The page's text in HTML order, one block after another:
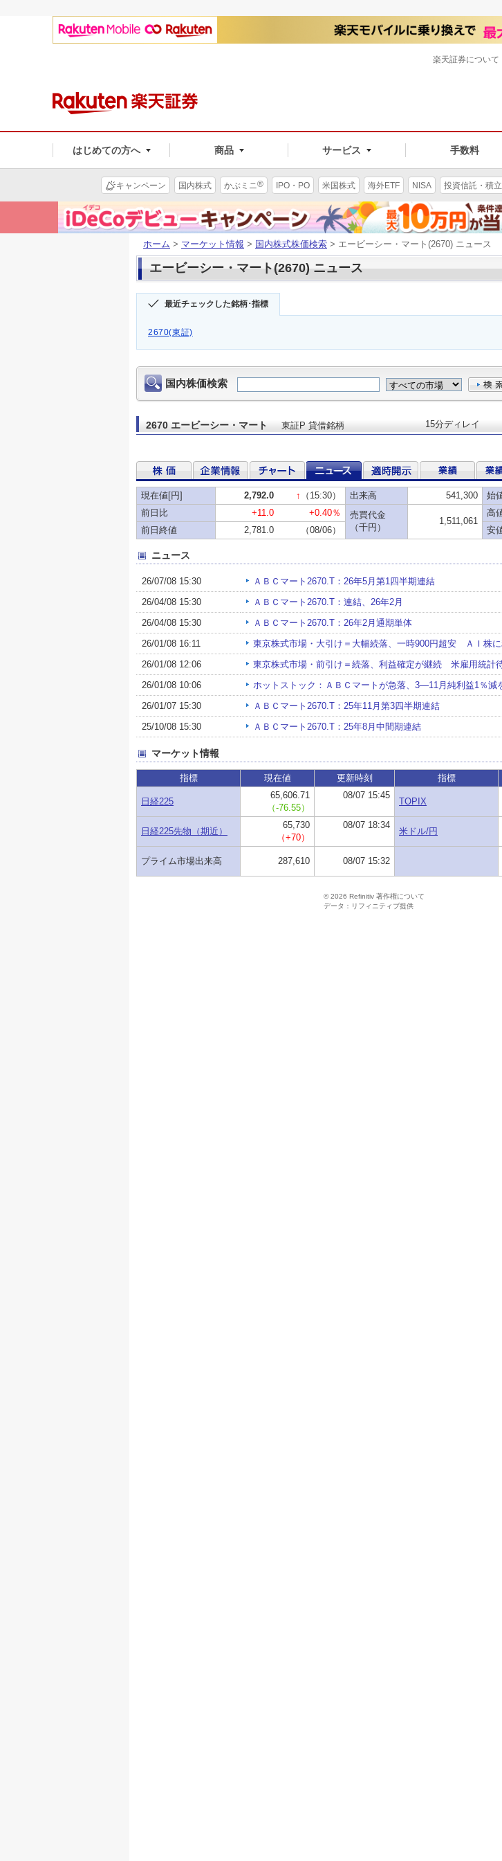
はじめての方へ 商品 サービス 手数料
楽天証券について
キャンペーン 国内株式 かぶミニ® IPO・PO 米国株式 海外ETF NISA 投資信託・積立
ホーム > マーケット情報 > 国内株式株価検索 > エービーシー・マート(2670) ニュース
エービーシー・マート(2670) ニュース
最近チェックした銘柄･指標
2670(東証)